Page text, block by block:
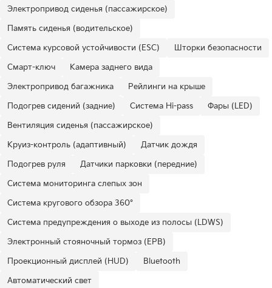
Электропривод сиденья (пассажирское)
Память сиденья (водительское)
Система курсовой устойчивости (ESC)
Шторки безопасности
Смарт-ключ
Камера заднего вида
Электропривод багажника
Рейлинги на крыше
Подогрев сидений (задние)
Система Hi-pass
Фары (LED)
Вентиляция сиденья (пассажирское)
Круиз-контроль (адаптивный)
Датчик дождя
Подогрев руля
Датчики парковки (передние)
Система мониторинга слепых зон
Система кругового обзора 360°
Система предупреждения о выходе из полосы (LDWS)
Электронный стояночный тормоз (EPB)
Проекционный дисплей (HUD)
Bluetooth
Автоматический свет